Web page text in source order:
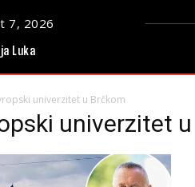
7, 2026
Luka
univerzitet u Brčkom
univerzitet